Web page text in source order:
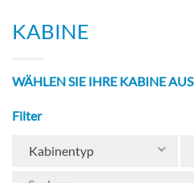
KABINE
WÄHLEN SIE IHRE KABINE AUS
Filter
Kabinentyp